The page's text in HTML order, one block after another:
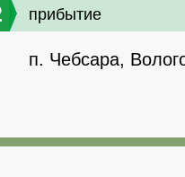
прибытие
п. Чебсара,